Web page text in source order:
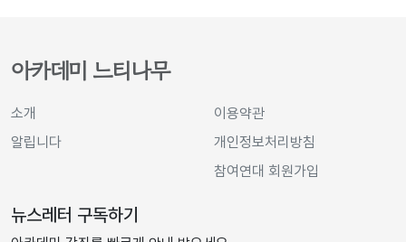
아카데미 느티나무
소개
알립니다
이용약관
개인정보처리방침
참여연대 회원가입
뉴스레터 구독하기